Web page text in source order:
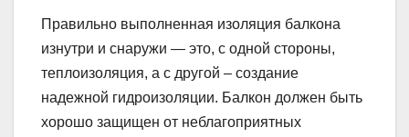
Правильно выполненная изоляция балкона
изнутри и снаружи — это, с одной стороны,
теплоизоляция, а с другой – создание
надежной гидроизоляции. Балкон должен быть
хорошо защищен от неблагоприятных